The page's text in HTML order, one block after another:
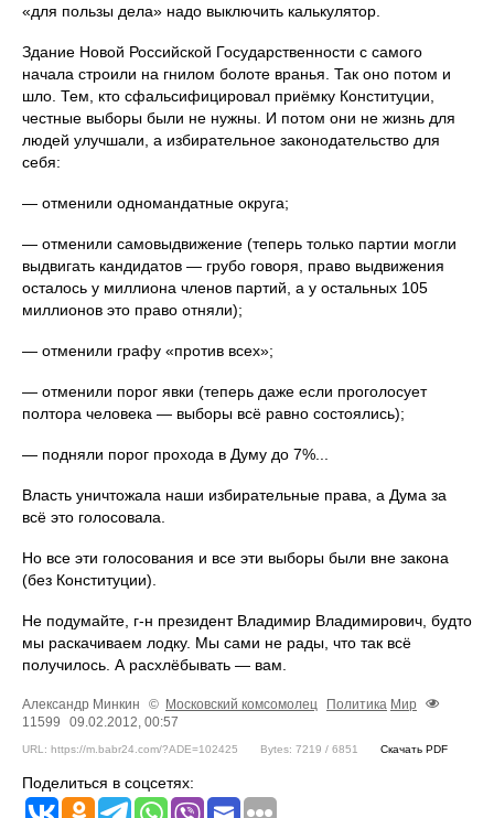
«для пользы дела» надо выключить калькулятор.
Здание Новой Российской Государственности с самого
начала строили на гнилом болоте вранья. Так оно потом и
шло. Тем, кто сфальсифицировал приёмку Конституции,
честные выборы были не нужны. И потом они не жизнь для
людей улучшали, а избирательное законодательство для
себя:
— отменили одномандатные округа;
— отменили самовыдвижение (теперь только партии могли
выдвигать кандидатов — грубо говоря, право выдвижения
осталось у миллиона членов партий, а у остальных 105
миллионов это право отняли);
— отменили графу «против всех»;
— отменили порог явки (теперь даже если проголосует
полтора человека — выборы всё равно состоялись);
— подняли порог прохода в Думу до 7%...
Власть уничтожала наши избирательные права, а Дума за
всё это голосовала.
Но все эти голосования и все эти выборы были вне закона
(без Конституции).
Не подумайте, г-н президент Владимир Владимирович, будто
мы раскачиваем лодку. Мы сами не рады, что так всё
получилось. А расхлёбывать — вам.
Александр Минкин © Московский комсомолец Политика Мир
11599
09.02.2012, 00:57
URL: https://m.babr24.com/?ADE=102425 Bytes: 7219 / 6851 Скачать PDF
Поделиться в соцсетях: